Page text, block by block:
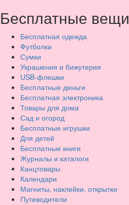
Бесплатные вещи
Бесплатная одежда
Футболки
Сумки
Украшения и бижутерия
USB-флешки
Бесплатные деньги
Бесплатная электроника
Товары для дома
Сад и огород
Бесплатные игрушки
Для детей
Бесплатные книги
Журналы и каталоги
Канцтовары
Календари
Магниты, наклейки, открытки
Путеводители